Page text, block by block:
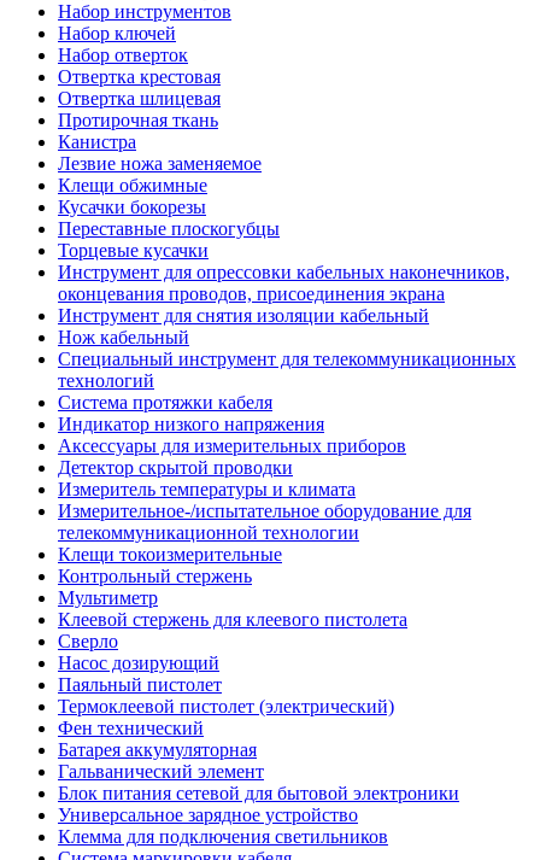
Набор инструментов
Набор ключей
Набор отверток
Отвертка крестовая
Отвертка шлицевая
Протирочная ткань
Канистра
Лезвие ножа заменяемое
Клещи обжимные
Кусачки бокорезы
Переставные плоскогубцы
Торцевые кусачки
Инструмент для опрессовки кабельных наконечников,
оконцевания проводов, присоединения экрана
Инструмент для снятия изоляции кабельный
Нож кабельный
Специальный инструмент для телекоммуникационных
технологий
Система протяжки кабеля
Индикатор низкого напряжения
Аксессуары для измерительных приборов
Детектор скрытой проводки
Измеритель температуры и климата
Измерительное-/испытательное оборудование для
телекоммуникационной технологии
Клещи токоизмерительные
Контрольный стержень
Мультиметр
Клеевой стержень для клеевого пистолета
Сверло
Насос дозирующий
Паяльный пистолет
Термоклеевой пистолет (электрический)
Фен технический
Батарея аккумуляторная
Гальванический элемент
Блок питания сетевой для бытовой электроники
Универсальное зарядное устройство
Клемма для подключения светильников